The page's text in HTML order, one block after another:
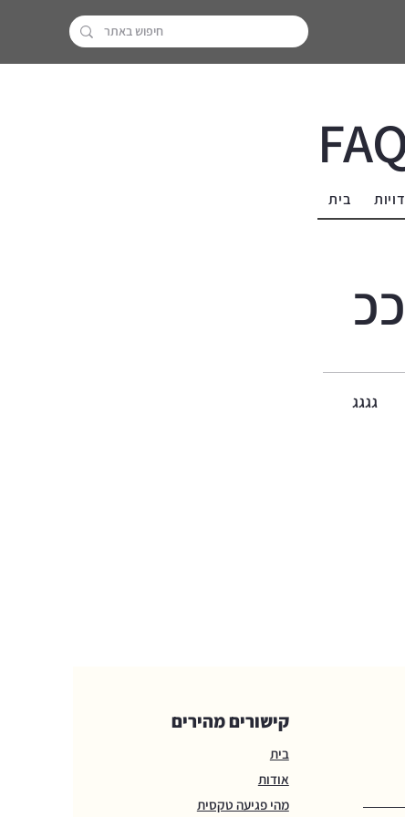
בית
גגגג
קישורים מהירים
בית
אודות
מהי פגיעה טקסית